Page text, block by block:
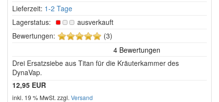
Lieferzeit: 1-2 Tage
Lagerstatus:
ausverkauft
Bewertungen:
5
Sternen!
(3)
Drei Ersatzsiebe aus Titan für die Kräuterkammer des
DynaVap.
12,95 EUR
inkl. 19 % MwSt. zzgl. Versand